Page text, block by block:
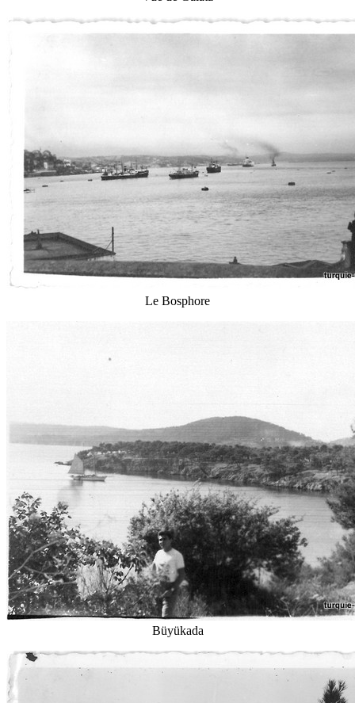
Le Bosphore
Büyükada